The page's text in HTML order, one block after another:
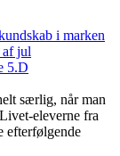
i marken
af jul
5.D
særlig, når man
eleverne fra
efterfølgende